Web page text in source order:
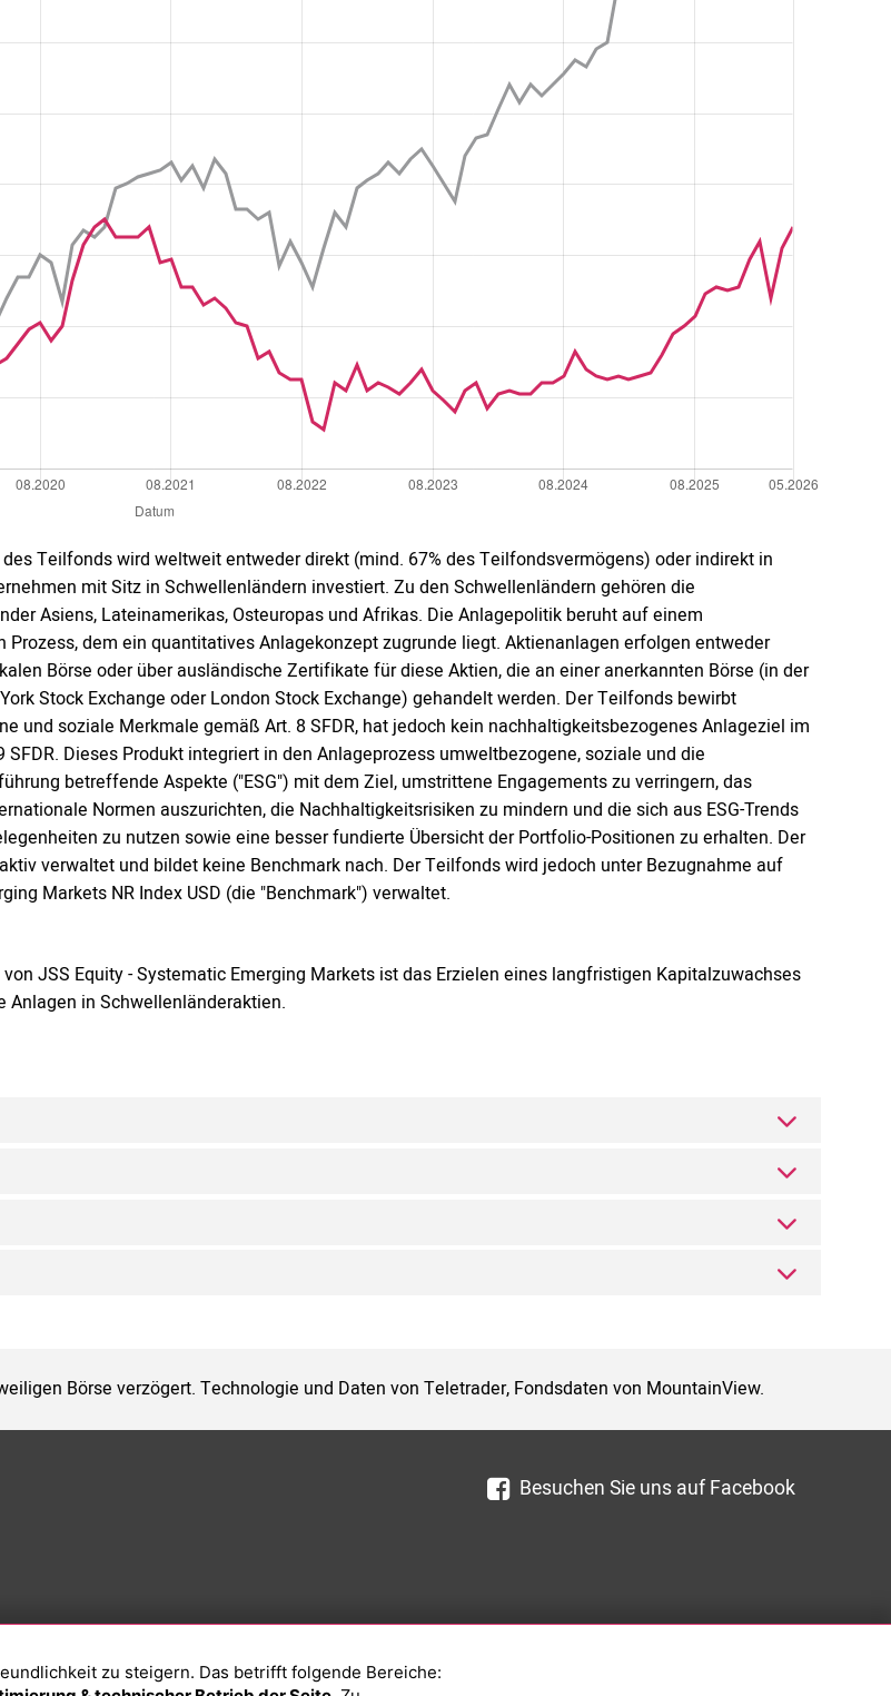
Teilfonds wird weltweit entweder direkt (mind. 67% des Teilfondsvermögens) oder indirekt in
mit Sitz in Schwellenländern investiert. Zu den Schwellenländern gehören die
Asiens, Lateinamerikas, Osteuropas und Afrikas. Die Anlagepolitik beruht auf einem
Prozess, dem ein quantitatives Anlagekonzept zugrunde liegt. Aktienanlagen erfolgen entweder
Börse oder über ausländische Zertifikate für diese Aktien, die an einer anerkannten Börse (in der
Stock Exchange oder London Stock Exchange) gehandelt werden. Der Teilfonds bewirbt
und soziale Merkmale gemäß Art. 8 SFDR, hat jedoch kein nachhaltigkeitsbezogenes Anlageziel im
SFDR. Dieses Produkt integriert in den Anlageprozess umweltbezogene, soziale und die
betreffende Aspekte ("ESG") mit dem Ziel, umstrittene Engagements zu verringern, das
Normen auszurichten, die Nachhaltigkeitsrisiken zu mindern und die sich aus ESG-Trends
zu nutzen sowie eine besser fundierte Übersicht der Portfolio-Positionen zu erhalten. Der
verwaltet und bildet keine Benchmark nach. Der Teilfonds wird jedoch unter Bezugnahme auf
Markets NR Index USD (die "Benchmark") verwaltet.
JSS Equity - Systematic Emerging Markets ist das Erzielen eines langfristigen Kapitalzuwachses
Anlagen in Schwellenländeraktien.
Börse verzögert. Technologie und Daten von Teletrader, Fondsdaten von MountainView.
Besuchen Sie uns auf Facebook
zu steigern. Das betrifft folgende Bereiche: